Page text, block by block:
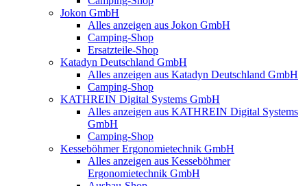
Jokon GmbH
Alles anzeigen aus Jokon GmbH
Camping-Shop
Ersatzteile-Shop
Katadyn Deutschland GmbH
Alles anzeigen aus Katadyn Deutschland GmbH
Camping-Shop
KATHREIN Digital Systems GmbH
Alles anzeigen aus KATHREIN Digital Systems
GmbH
Camping-Shop
Kesseböhmer Ergonomietechnik GmbH
Alles anzeigen aus Kesseböhmer
Ergonomietechnik GmbH